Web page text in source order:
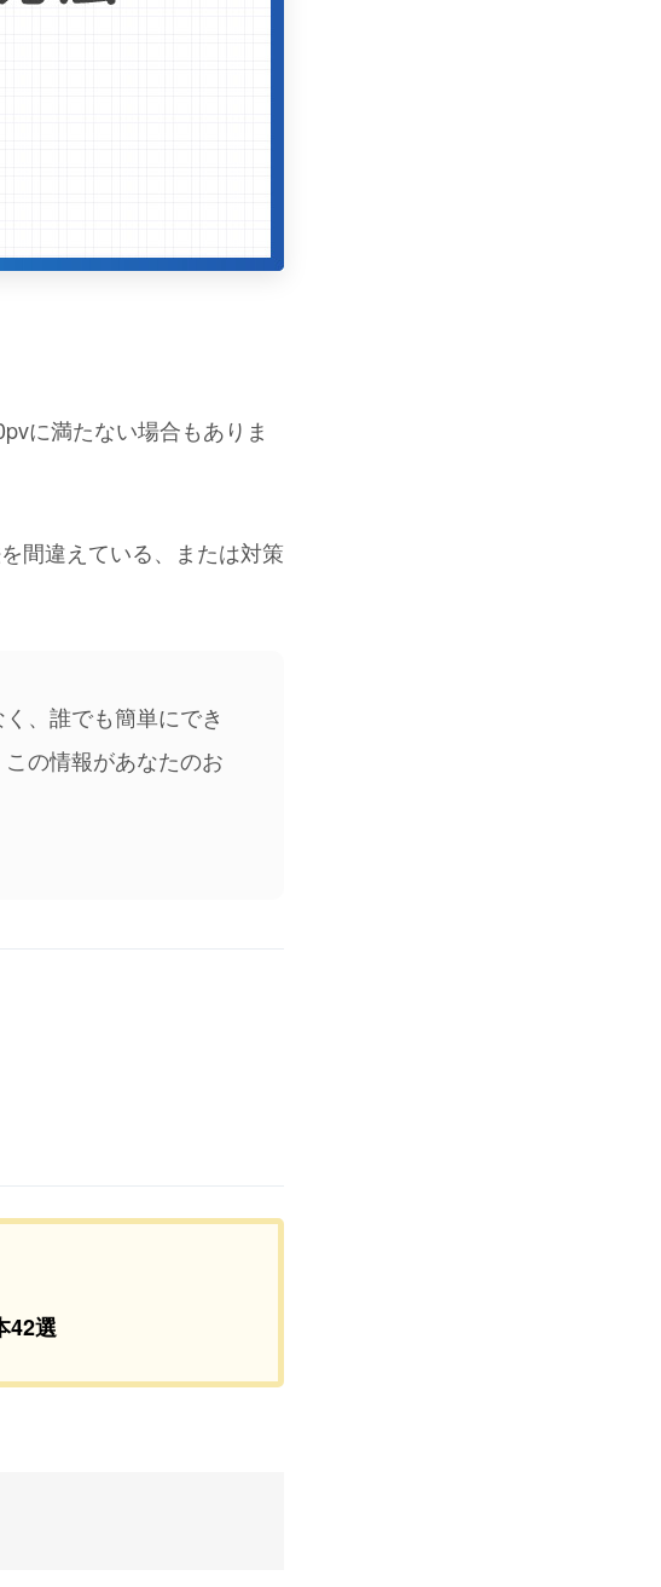
に満たない場合もありま
間違えている、または対策
、誰でも簡単にでき
の情報があなたのお
42選